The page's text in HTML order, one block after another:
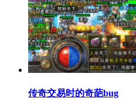
传奇交易时的奇葩bug